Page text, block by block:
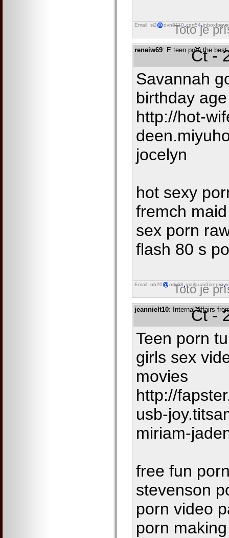
Email: si2 dvn8110 cprt54
Toto je
reneiw69: E teen porn the
Čt -
Savannah
birthday
http://hot-
jocelyn
hot sexy
fremch
sex porn
flash 80 s
Email: ob20 orly68 mailguardianpro
Toto je
jeannielt10: Internal affairs
Čt -
Teen porn
girls sex
movies
http://
usb-
miriam-
free fun
stevenson
porn video
porn